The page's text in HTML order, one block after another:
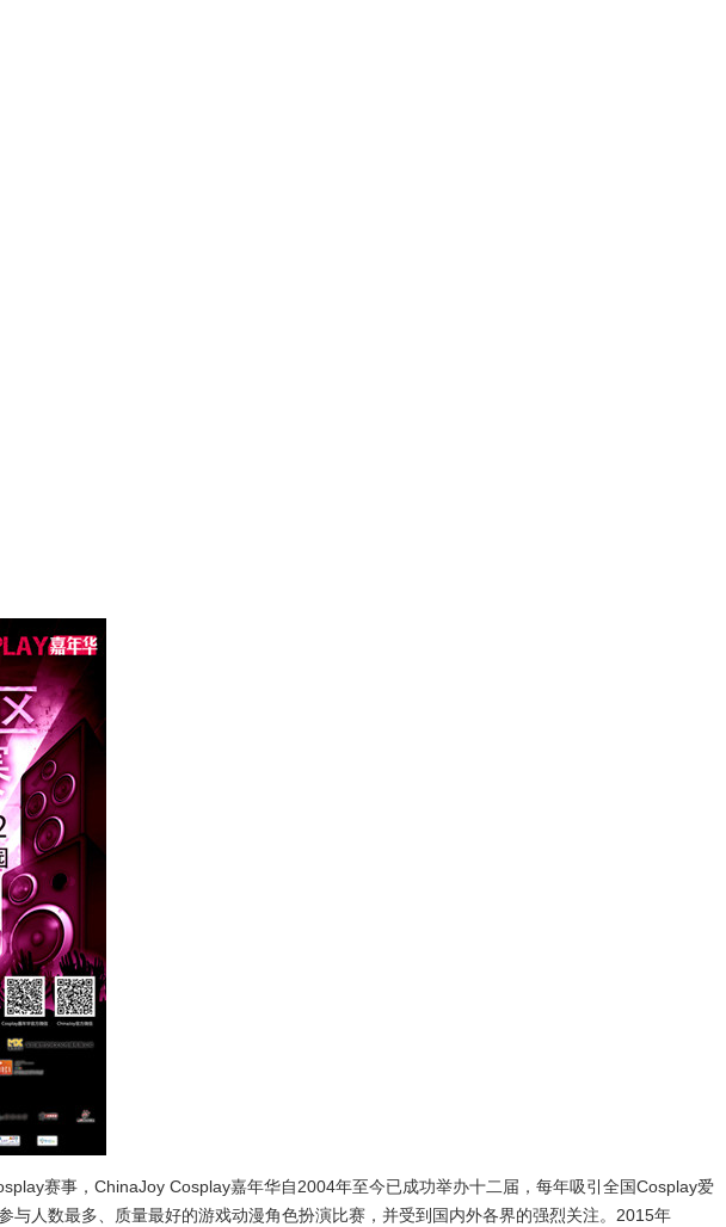
赛事，ChinaJoy Cosplay嘉年华自2004年至今已成功举办十二届，每年吸引全国Cosplay爱
人数最多、质量最好的游戏动漫角色扮演比赛，并受到国内外各界的强烈关注。2015年